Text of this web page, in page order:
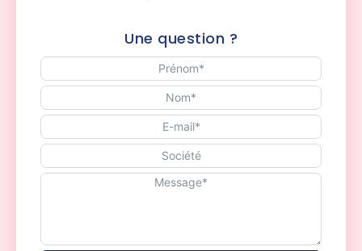
Une question ?